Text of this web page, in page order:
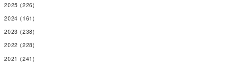
2025 (226)
2024 (161)
2023 (238)
2022 (228)
2021 (241)